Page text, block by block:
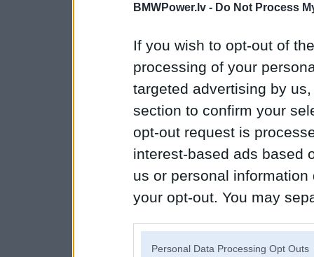
BMWPower.lv - Do Not Process
If you wish to opt-out of
processing of your
targeted advertising by
section to confirm your
opt-out request is
interest-based ads based
us or personal
your opt-out. You may
Personal Data Processing Opt Outs